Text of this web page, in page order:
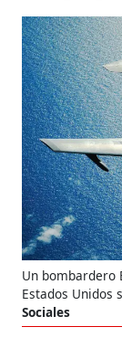
Un bombardero
Estados Unidos
Sociales